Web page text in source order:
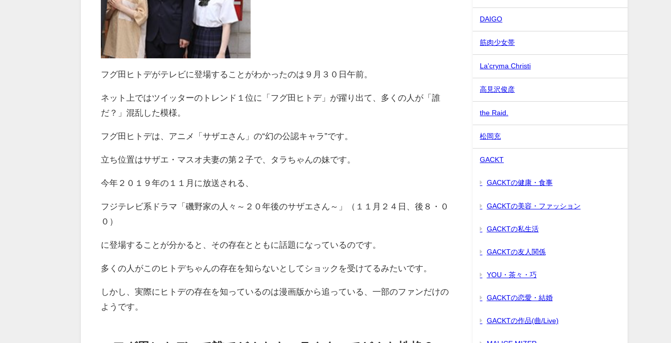
フグ田ヒトデがテレビに登場することがわかったのは９月３０日午前。
ネット上ではツイッターのトレンド１位に「フグ田ヒトデ」が躍り出て、多くの人が「誰
だ？」混乱した模様。
フグ田ヒトデは、アニメ「サザエさん」の“幻の公認キャラ”です。
立ち位置はサザエ・マスオ夫妻の第２子で、タラちゃんの妹です。
今年２０１９年の１１月に放送される、
フジテレビ系ドラマ「磯野家の人々～２０年後のサザエさん～」（１１月２４日、後８・０
０）
に登場することが分かると、その存在とともに話題になっているのです。
多くの人がこのヒトデちゃんの存在を知らないとしてショックを受けてるみたいです。
しかし、実際にヒトデの存在を知っているのは漫画版から追っている、一部のファンだけの
ようです。
DAIGO
筋肉少女帯
La'cryma Christi
高見沢俊彦
the Raid.
松岡充
GACKT
GACKTの健康・食事
GACKTの美容・ファッション
GACKTの私生活
GACKTの友人関係
YOU・茶々・巧
GACKTの恋愛・結婚
GACKTの作品(曲/Live)